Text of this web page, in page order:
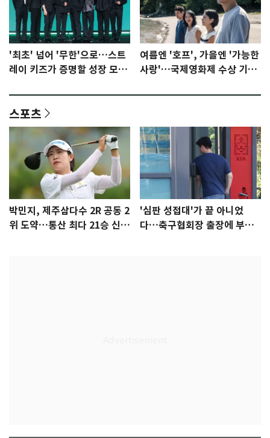
'최초' 넘어 '무한'으로…스트
레이 키즈가 증명할 성장 모멘
여름엔 '호프', 가을엔 '가능한
사랑'…국제영화제 수상 기대
스포츠
박민지, 제주삼다수 2R 공동 2
위 도약…통산 최다 21승 신기
'심판 성접대'가 끝 아니었
다…축구협회장 출장에 부인